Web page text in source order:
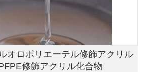
オロポリエーテル修飾アクリル
修飾アクリル化合物